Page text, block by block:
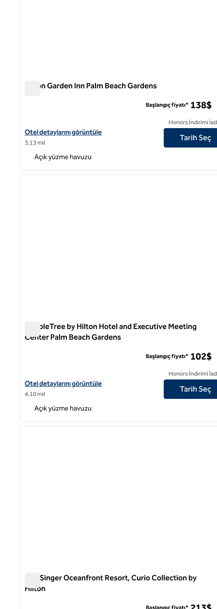
Hilton Garden Inn Palm Beach Gardens
Hilton Garden Inn Palm Beach Gardens için otel detaylarını
Otel detaylarını görüntüle
3,13 mil
Başlangıç fiyatı* 138$
Honors İndirimi
Tarih Seç
Açık yüzme havuzu
1 / 12
DoubleTree by Hilton Hotel and Executive Meeting
Center Palm Beach Gardens
DoubleTree by Hilton Hotel and Executive Meeting Center Palm
Otel detaylarını görüntüle
4,10 mil
Başlangıç fiyatı* 102$
Honors İndirimi
Tarih Seç
Açık yüzme havuzu
1 / 12
The Singer Oceanfront Resort, Curio Collection by
Hilton
Başlangıç fiyatı*